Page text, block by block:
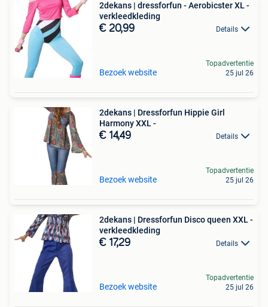
2dekans | dressforfun - Aerobicster XL -
verkleedkleding
€ 20,99 Details
Bezoek website
Topadvertentie
25 jul 26
2dekans | Dressforfun Hippie Girl
Harmony XXL -
€ 14,49 Details
Bezoek website
Topadvertentie
25 jul 26
2dekans | Dressforfun Disco queen XXL -
verkleedkleding
€ 17,29 Details
Bezoek website
Topadvertentie
25 jul 26